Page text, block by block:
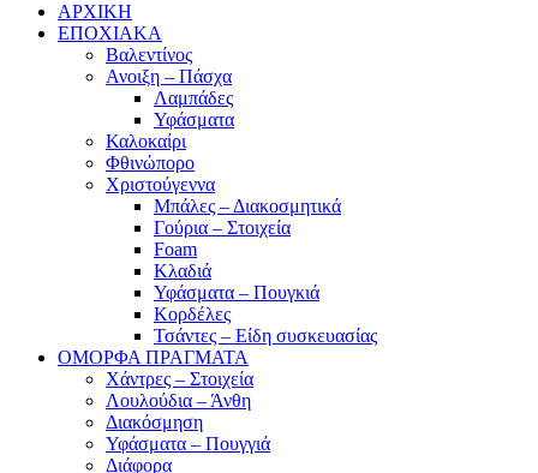
ΑΡΧΙΚΗ
ΕΠΟΧΙΑΚΑ
Βαλεντίνος
Ανοιξη – Πάσχα
Λαμπάδες
Υφάσματα
Καλοκαίρι
Φθινώπορο
Χριστούγεννα
Μπάλες – Διακοσμητικά
Γούρια – Στοιχεία
Foam
Κλαδιά
Υφάσματα – Πουγκιά
Κορδέλες
Τσάντες – Είδη συσκευασίας
ΟΜΟΡΦΑ ΠΡΑΓΜΑΤΑ
Χάντρες – Στοιχεία
Λουλούδια – Άνθη
Διακόσμηση
Υφάσματα – Πουγγιά
Διάφορα